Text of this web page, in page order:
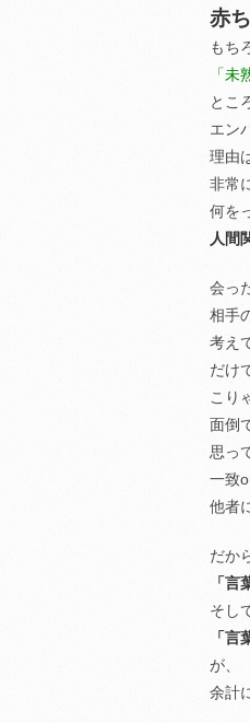
赤
もち
「未
とこ
エン
理由
非常
何を
人間
会っ
相手
考え
だけ
こり
面倒
思っ
一致
他者
だか
「言
そし
「
が、
余計